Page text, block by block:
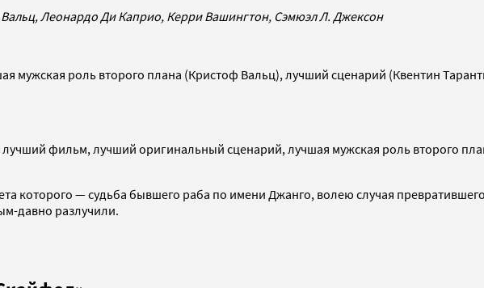
Леонардо Ди Каприо, Керри Вашингтон, Сэмюэл Л. Джексон
мужская роль второго плана (Кристоф Вальц), лучший сценарий (Квентин
фильм, лучший оригинальный сценарий, лучшая мужская роль второго
которого — судьба бывшего раба по имени Джанго, волею случая
давно разлучили.